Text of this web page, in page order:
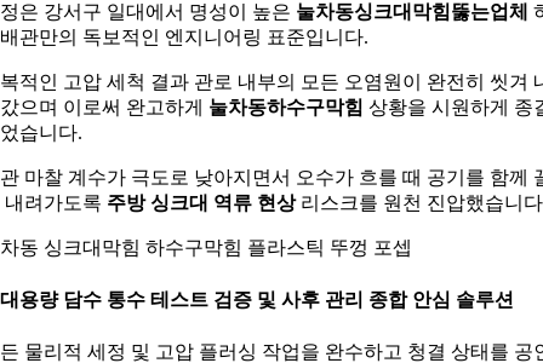
은 강서구 일대에서 명성이 높은 눌차동싱크대막힘뚫는업체
관만의 독보적인 엔지니어링 표준입니다.
적인 고압 세척 결과 관로 내부의 모든 오염원이 완전히 씻겨
으며 이로써 완고하게 눌차동하수구막힘 상황을 시원하게 종
습니다.
마찰 계수가 극도로 낮아지면서 오수가 흐를 때 공기를 함께
내려가도록 주방 싱크대 역류 현상리스크를 원천 진압했습니
동 싱크대막힘 하수구막힘 플라스틱 뚜껑 포셉
용량 담수 통수 테스트 검증 및 사후 관리 종합 안심 솔루션
물리적 세정 및 고압 플러싱 작업을 완수하고 청결 상태를 공